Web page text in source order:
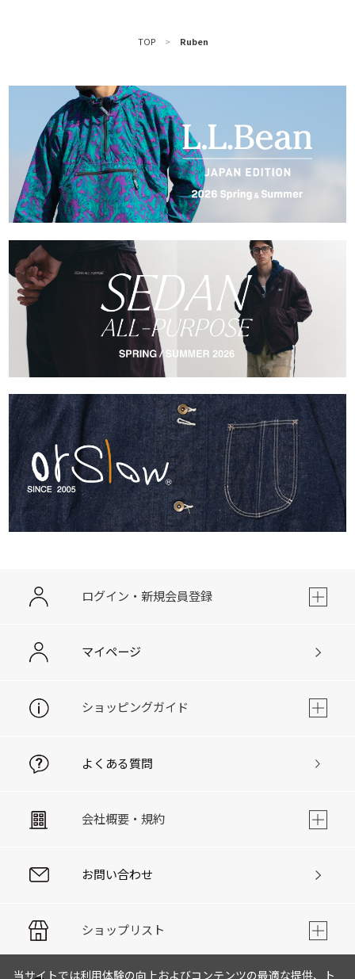
TOP > Ruben
ログイン・新規会員登録
マイページ
ショッピングガイド
よくある質問
会社概要・規約
お問い合わせ
ショップリスト
当サイトでは利用体験の向上およびコンテンツの最適な提供、ト